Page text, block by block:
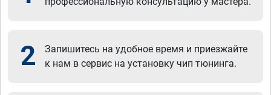
2
Запишитесь на удобное время и приезжайте
к нам в сервис на установку чип тюнинга.